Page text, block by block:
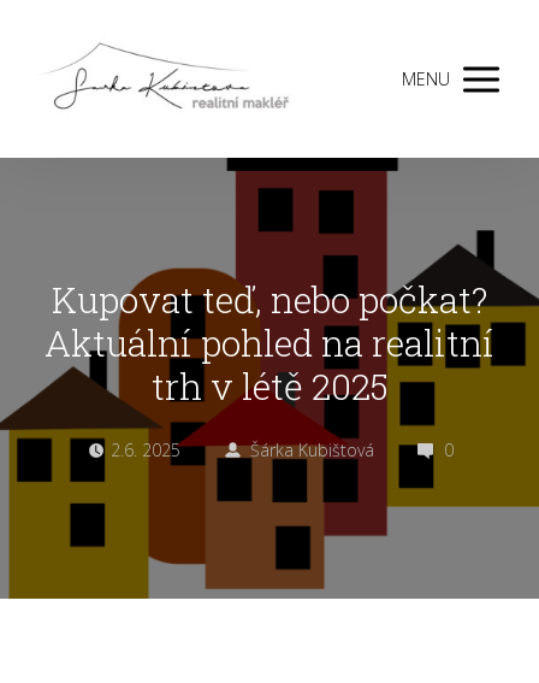
MENU
Kupovat teď, nebo počkat?
Aktuální pohled na realitní
trh v létě 2025
2.6. 2025 Šárka Kubištová 0